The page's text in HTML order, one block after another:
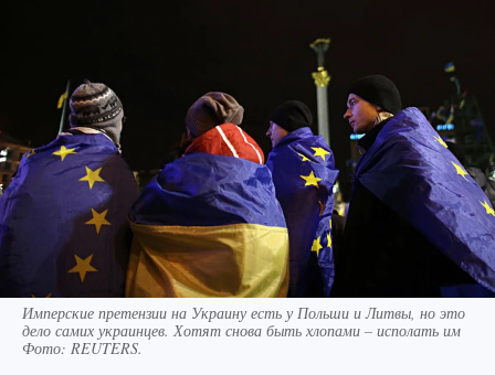
Имперские претензии на Украину есть у Польши и Литвы, но это
дело самих украинцев. Хотят снова быть хлопами – исполать им
Фото: REUTERS.